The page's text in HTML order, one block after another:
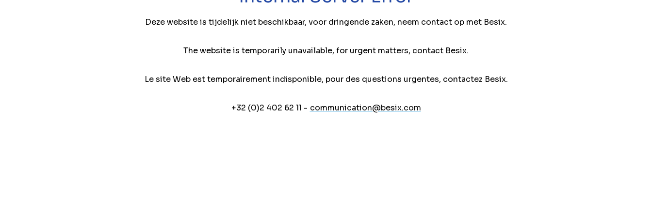
Deze website is tijdelijk niet beschikbaar, voor dringende zaken, neem contact op met Besix.
The website is temporarily unavailable, for urgent matters, contact Besix.
Le site Web est temporairement indisponible, pour des questions urgentes, contactez Besix.
+32 (0)2 402 62 11 - communication@besix.com